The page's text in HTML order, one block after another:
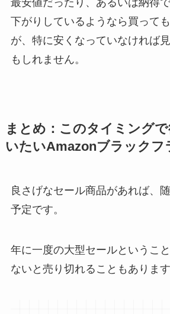
最安値だったり、あるいは納得
下がりしているようなら買って
が、特に安くなっていなければ
もしれません。
まとめ：このタイミング
いたいAmazonブラックフ
良さげなセール商品があれば、
予定です。
年に一度の大型セールというこ
ないと売り切れることもあります